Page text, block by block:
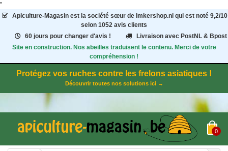
"
Apiculture-Magasinest la société sœur de Imkershop.nl qui est noté 9,2/10
selon 1052 avis clients
60 jours pour changer d'avis !
Livraison avec PostNL & Bpost
Site en construction. Nos abeilles traduisent le contenu. Merci de votre
compréhension !
Protégez vos ruches contre les frelons asiatiques !
Découvrir toutes nos solutions ici →
0